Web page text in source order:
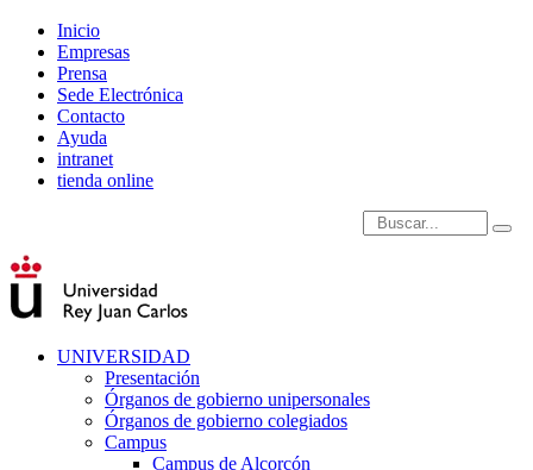
Inicio
Empresas
Prensa
Sede Electrónica
Contacto
Ayuda
intranet
tienda online
Introduce términos de
UNIVERSIDAD
Presentación
Órganos de gobierno unipersonales
Órganos de gobierno colegiados
Campus
Campus de Alcorcón